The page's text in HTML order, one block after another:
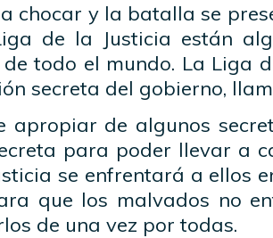
chocar y la batalla se
de la Justicia están
de todo el mundo. La Liga
secreta del gobierno,
apropiar de algunos
para poder llevar a
se enfrentará a ellos
que los malvados no
de una vez por todas.